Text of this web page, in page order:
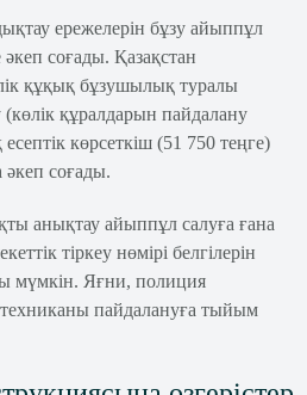
ережелерін бұзу айыппұл
әкеп соғады. Қазақстан
құқық бұзушылық туралы
(көлік құралдарын пайдалану
көрсеткіш (51 750 теңге)
әкеп соғады.
анықтау айыппұл салуға ғана
тіркеу нөмірі белгілерін
мүмкін. Яғни, полиция
пайдалануға тыйым